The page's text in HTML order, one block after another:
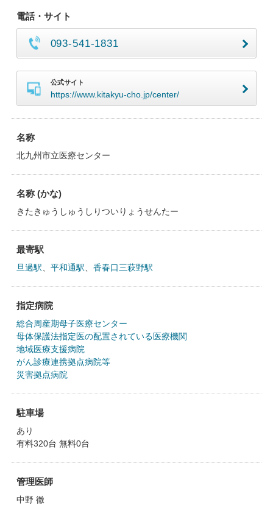
電話・サイト
093-541-1831
公式サイト
https://www.kitakyu-cho.jp/center/
名称
北九州市立医療センター
名称 (かな)
きたきゅうしゅうしりついりょうせんたー
最寄駅
旦過駅 平和通駅 香春口三萩野駅
指定病院
総合周産期母子医療センター
母体保護法指定医の配置されている医療機関
地域医療支援病院
がん診療連携拠点病院等
災害拠点病院
駐車場
あり
有料320台 無料0台
管理医師
中野 徹